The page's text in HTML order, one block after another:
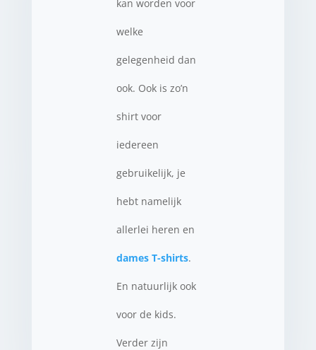
kan worden voor
welke
gelegenheid dan
ook. Ook is zo’n
shirt voor
iedereen
gebruikelijk, je
hebt namelijk
allerlei heren en
dames T-shirts.
En natuurlijk ook
voor de kids.
Verder zijn